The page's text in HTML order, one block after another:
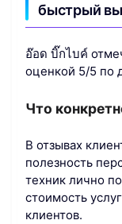
быстрый
อ๊อด​ บิ๊กไบค์​
оценкой 5/5 по
Что
В отзывах
полезность
техник лично
стоимость
клиентов.